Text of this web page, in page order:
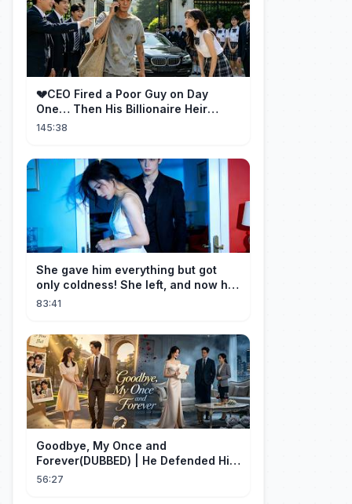
💔CEO Fired a Poor Guy on Day
One… Then His Billionaire Heir
Identity Shocked Everyone!
145:38
She gave him everything but got
only coldness! She left, and now he
is dying of regret!
83:41
Goodbye, My Once and
Forever(DUBBED) | He Defended His
Assistant After She Gave Her Son
56:27